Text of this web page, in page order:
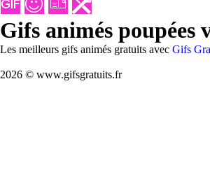
Gifs animés poupées
Les meilleurs gifs animés gratuits avec Gifs
2026 © www.gifsgratuits.fr